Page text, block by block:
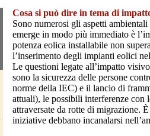
Cosa si può dire in tema di
Sono numerosi gli aspetti
emerge in modo più immediato è
potenza eolica installabile non
l’inserimento degli impianti eolici
Le questioni legate all’impatto
sono la sicurezza delle persone
norme della IEC) e il lancio di
attuali), le possibili interferenze con
attraversate da rotte di migrazione.
iniziative debbano incanalarsi